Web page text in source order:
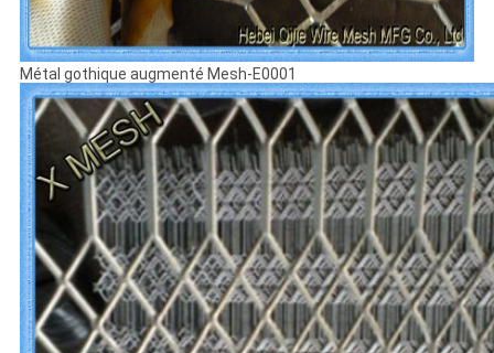
Métal gothique augmenté Mesh-E0001